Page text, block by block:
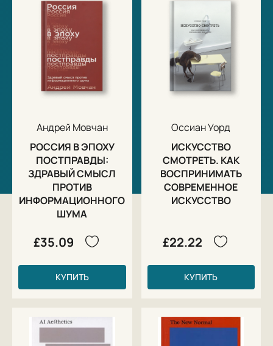
Андрей Мовчан
РОССИЯ В ЭПОХУ
ПОСТПРАВДЫ:
ЗДРАВЫЙ СМЫСЛ
ПРОТИВ
ИНФОРМАЦИОННОГО
ШУМА
£35.09
КУПИТЬ
Оссиан Уорд
ИСКУССТВО
СМОТРЕТЬ. КАК
ВОСПРИНИМАТЬ
СОВРЕМЕННОЕ
ИСКУССТВО
£22.22
КУПИТЬ